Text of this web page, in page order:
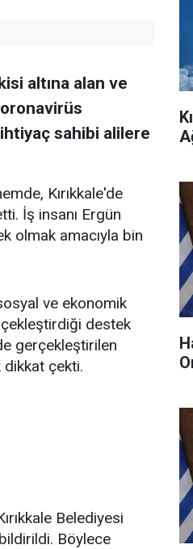
altına alan ve
ihtiyaç sahibi alilere
Kırıkkale'de
İş insanı Ergün
olmak amacıyla bin
ve ekonomik
destek
gerçekleştirilen
dikkat çekti.
Belediyesi
Böylece